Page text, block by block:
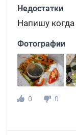
Недостатки
Напишу
Фотографии
0
0